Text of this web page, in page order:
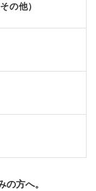
の他）
方へ。